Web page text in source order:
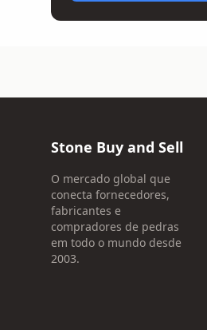
Stone Buy and Sell
O mercado global que
conecta fornecedores,
fabricantes e
compradores de pedras
em todo o mundo desde
2003.